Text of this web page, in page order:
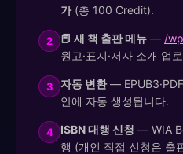
가(총 100 Credit).
2 📕 새 책 출판 메뉴 — /
원고·표지·저자 소개 업
3 자동 변환—
안에 자동 생성됩니다.
4 ISBN 대행 신청 — WIA
행 (개인 직접 신청은 출